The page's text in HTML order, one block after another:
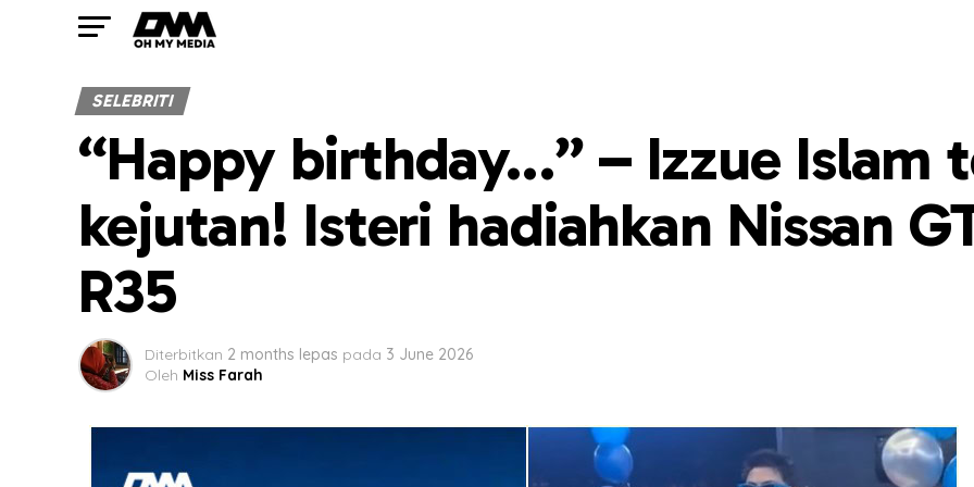
SELEBRITI
“Happy birthday…” – Izzue Islam
kejutan! Isteri hadiahkan Nissan
R35
Diterbitkan 2 months lepas pada 3 June 2026
Oleh Miss Farah